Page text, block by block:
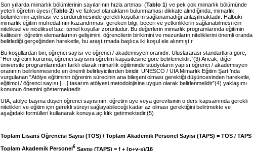
Son yıllarda mimarlık bölümlerinin sayılarının hızla artması (Tablo 1) ve pek çok mimarlık bölümünde
yeterli öğretim üyesi (Tablo 2) ve fiziksel olanakların bulunmaması dikkate alındığında, mimarlık
bölümlerinin açılması ve sürdürülmesinde gerekli koşulların sağlanamadığı anlaşılmaktadır. Halbuki
mimarlık eğitim müfredatının kazandırması gereken bilgi, beceri ve yetkinliklerin sağlanabilmesi için
niteliksel ve niceliksel bazı temel koşullar zorunludur. Bu değerlerin mimarlık programlarında eğitimin
kalitesini, öğretim elemanlarının gelişimini, öğrencilerin birikimini ve mezunların niteliklerini önemli oranda
belirlediği gerçeğinden hareketle, bu araştırmada başlıca iki koşul ele alınmıştır.
Bu koşullardan biri, öğrenci sayısı ve öğrenci / akademisyen oranıdır. Uluslararası standartlara göre,
“Her öğretim kurumu, öğrenci sayısını öğretim kapasitesine göre belirlemelidir.”(3) Ancak, diğer
üniversite programlarından farklı olarak mimarlık eğitiminde stüdyoların yapısı öğrenci / akademisyen
oranının belirlenmesinde en önemli belirleyicilerden biridir. UNESCO / UIA Mimarlık Eğitim Şartı’nda
vurgulanan “Atölye eğitiminin öğrenim sürecinin ana bileşeni olması gerektiği düşüncesinden hareketle,
eğitimci / öğrenci sayısı […] tasarım atölyesi metodolojisine uygun olarak belirlenmelidir”(4) yaklaşımı
konunun önemini göstermektedir.
UIA, atölye başına düşen öğrenci sayısının, öğretim üye veya görevlisinin o ders kapsamında gerekli
nitelikleri ve eğitim için gerekli süreyi sağlayabileceği kadar az olması gerektiğini belirtmekte ve
aşağıdaki formülleri kullanarak konuya açıklık getirmektedir.(5)
Toplam Lisans Öğrencisi Sayısı (TÖS) / Toplam Akademik Personel Sayısı (TAPS) = TÖS / TAPS
Toplam Akademik Personel6 Sayısı (TAPS) = f + (p+y-s)/16